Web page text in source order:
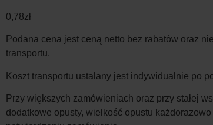
0,78zł
Podana cena jest ceną netto bez rabatów oraz
transportu.
Koszt transportu ustalany jest indywidualnie po
Przy większych zamówieniach oraz przy stałej
dodatkowe opusty, wielkość opustu